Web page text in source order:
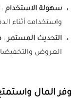
سهولة الاستخدام
واستخدامه أثناء
التحديث المستمر:
العروض
وفر المال